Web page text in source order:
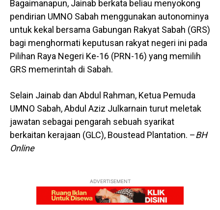
Bagaimanapun, Jainab berkata beliau menyokong
pendirian UMNO Sabah menggunakan autonominya
untuk kekal bersama Gabungan Rakyat Sabah (GRS)
bagi menghormati keputusan rakyat negeri ini pada
Pilihan Raya Negeri Ke-16 (PRN-16) yang memilih
GRS memerintah di Sabah.
Selain Jainab dan Abdul Rahman, Ketua Pemuda
UMNO Sabah, Abdul Aziz Julkarnain turut meletak
jawatan sebagai pengarah sebuah syarikat
berkaitan kerajaan (GLC), Boustead Plantation. –BH
Online
ADVERTISEMENT